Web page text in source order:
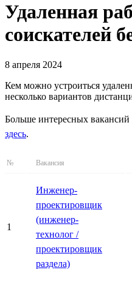
Удаленная
соискателей
8 апреля 2024
Кем можно устроиться
несколько вариантов
Больше интересных
здесь.
№ Вакансия
1
Инженер-
проектировщик
(инженер-
технолог /
проектировщик
раздела)